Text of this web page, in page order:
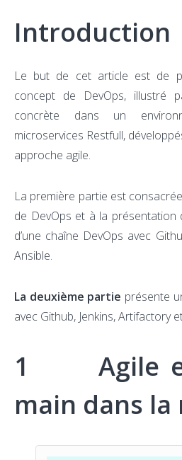
Introduction
Le but de cet article est de
concept de DevOps, illustré
concrète dans un
microservices Restfull,
approche agile.
La première partie est
de DevOps et à la présentation
d’une chaîne DevOps avec
Ansible.
La deuxième partie présente
avec Github, Jenkins, Artifactory
1 Agile et
main dans la